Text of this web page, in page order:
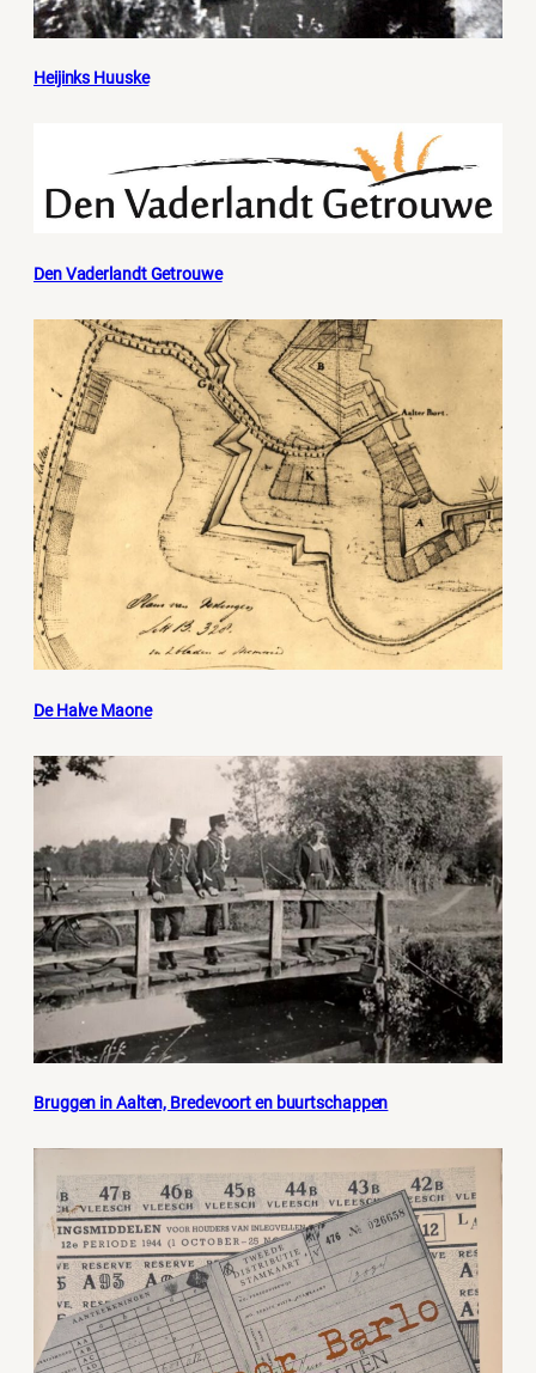
Heijinks Huuske
Den Vaderlandt Getrouwe
De Halve Maone
Bruggen in Aalten, Bredevoort en buurtschappen